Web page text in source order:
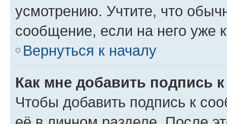
усмотрению. Учтите, что
сообщение, если на него уже
Вернуться к началу
Как мне добавить подпись
Чтобы добавить подпись к